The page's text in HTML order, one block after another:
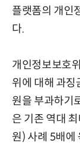
플랫폼의 개인
다.
개인정보보호
위에 대해 과
원을 부과하기
은 기존 역대
원) 사례 5배에